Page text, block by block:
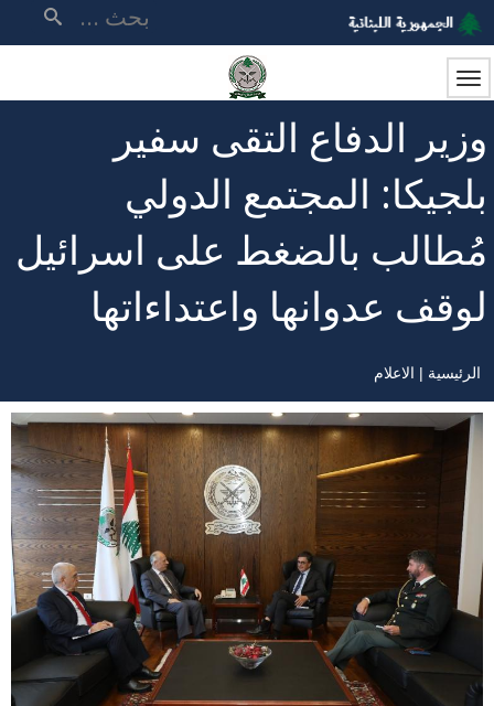
تجاوز
إلى
المحتوى
الرئيسي
وزير الدفاع التقى سفير
بلجيكا: المجتمع الدولي
مُطالب بالضغط على اسرائيل
لوقف عدوانها واعتداءاتها
مسار
التنقل
الرئيسية الاعلام